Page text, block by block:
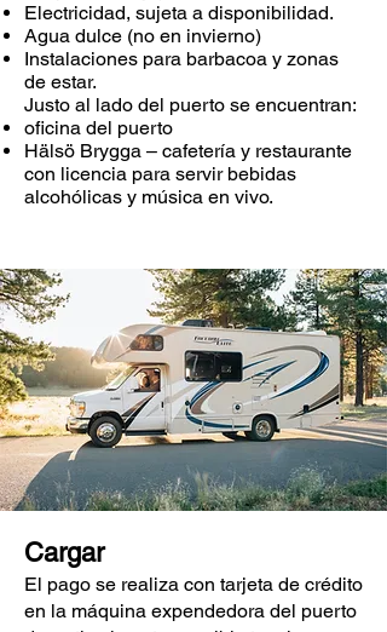
Electricidad, sujeta a disponibilidad.
Agua dulce (no en invierno)
Instalaciones para barbacoa y zonas
de estar.
Justo al lado del puerto se encuentran:
oficina del puerto
Hälsö Brygga – cafetería y restaurante
con licencia para servir bebidas
alcohólicas y música en vivo.
Cargar
El pago se realiza con tarjeta de crédito
en la máquina expendedora del puerto